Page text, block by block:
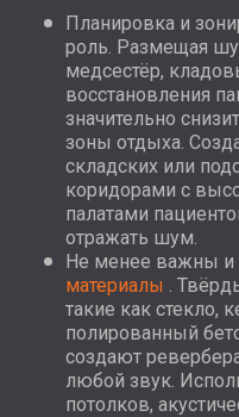
Планировка и
роль. Размещая
медсестёр,
восстановления
значительно
зоны отдыха.
складских или
коридорами с
палатами
отражать шум.
Не менее важны и
материалы
.
такие как стекло,
полированный
создают
любой звук.
потолков,